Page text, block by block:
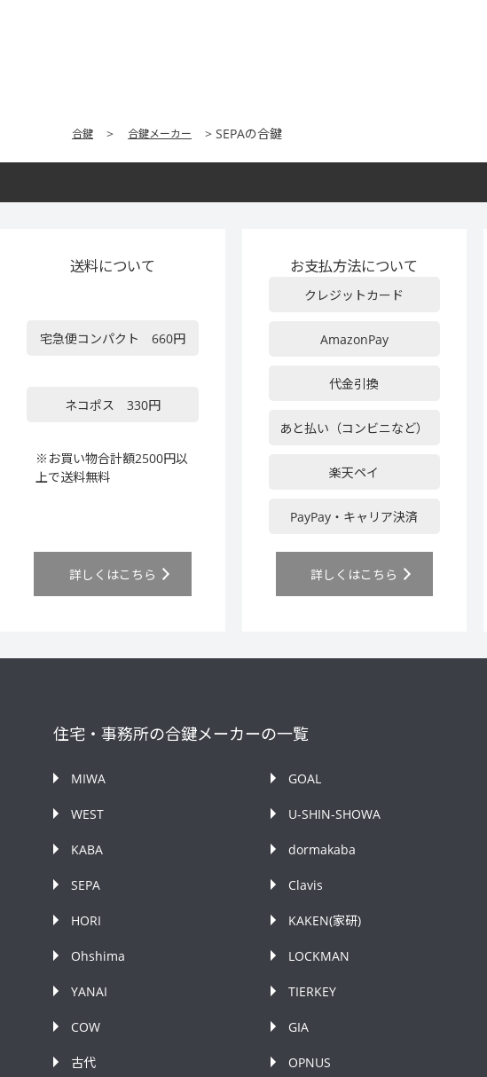
合鍵 合鍵メーカー SEPAの合鍵
送料について
宅急便コンパクト 660円
ネコポス 330円
※お買い物合計額2500円以
上で送料無料
詳しくはこちら
お支払方法について
クレジットカード
AmazonPay
代金引換
あと払い（コンビニなど）
楽天ペイ
PayPay・キャリア決済
詳しくはこちら
住宅・事務所の合鍵メーカーの一覧
MIWA GOAL
WEST U-SHIN-SHOWA
KABA dormakaba
SEPA Clavis
HORI KAKEN(家研)
Ohshima LOCKMAN
YANAI TIERKEY
COW GIA
古代 OPNUS